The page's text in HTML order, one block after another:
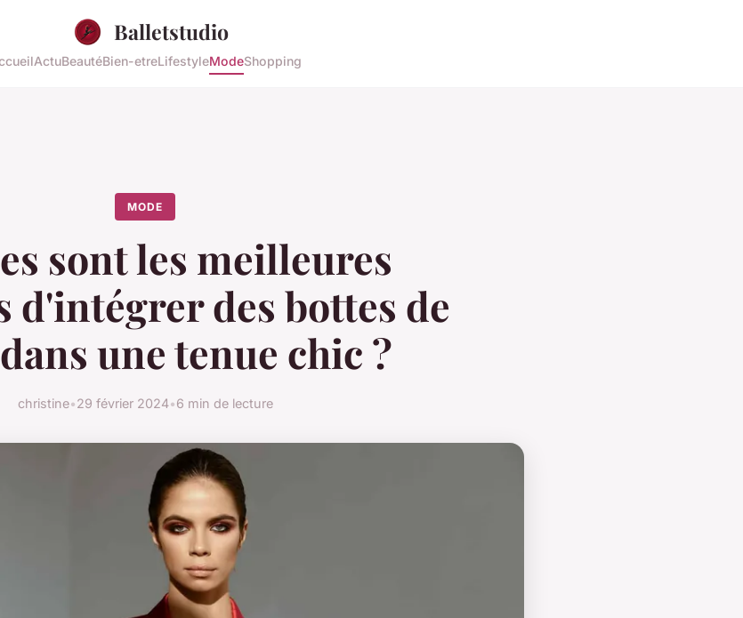
Balletstudio
ActuBeautéBien-etreLifestyleModeShopping
MODE
sont les meilleures
d'intégrer des bottes de
une tenue chic ?
christine•29 février 2024•6 min de lecture